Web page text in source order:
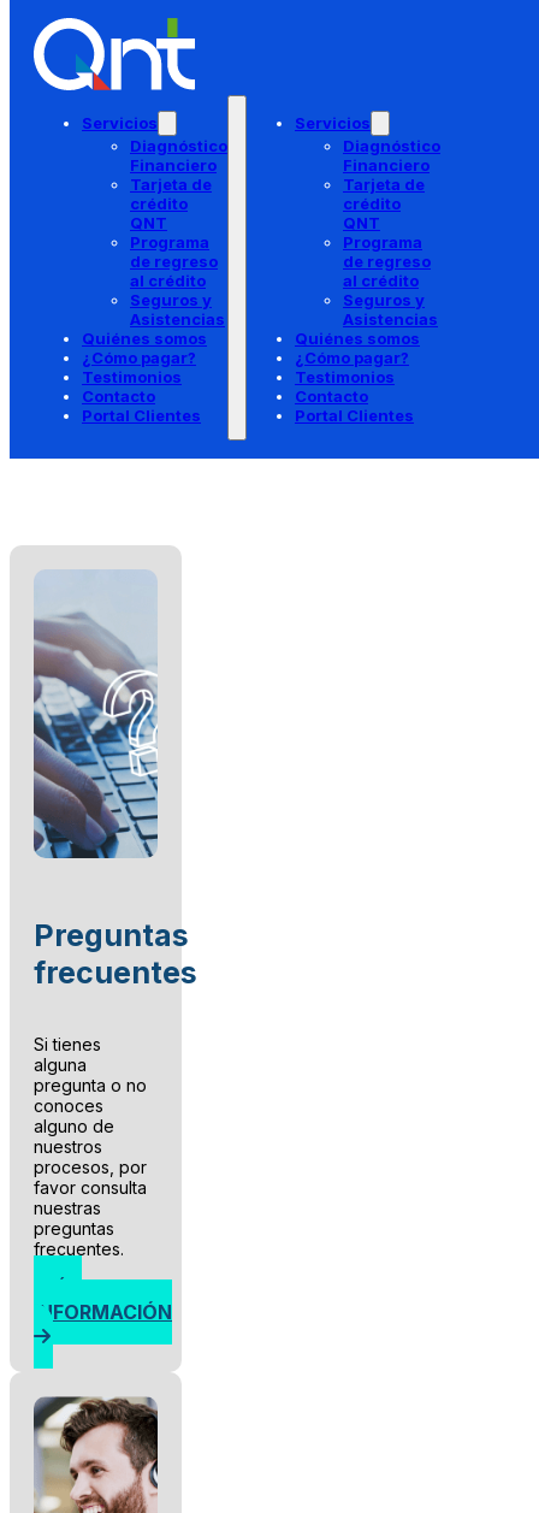
Saltar al contenido principal
Servicios
Diagnóstico
Financiero
Tarjeta de
crédito
QNT
Programa
de regreso
al crédito
Seguros y
Asistencias
Quiénes somos
¿Cómo pagar?
Testimonios
Contacto
Portal Clientes
Servicios
Diagnóstico
Financiero
Tarjeta de
crédito
QNT
Programa
de regreso
al crédito
Seguros y
Asistencias
Quiénes somos
¿Cómo pagar?
Testimonios
Contacto
Portal Clientes
Home >Contacto
Habla con uno de
Estamos aquí para orientarte y
resolver tus inquietudes
financieras.
Cada historia comienza con una
conversación. Escríbenos y comencemos la
tuya.
Preguntas
frecuentes
Si tienes
alguna
pregunta o no
conoces
alguno de
nuestros
procesos, por
favor consulta
nuestras
preguntas
frecuentes.
INFORMACIÓN